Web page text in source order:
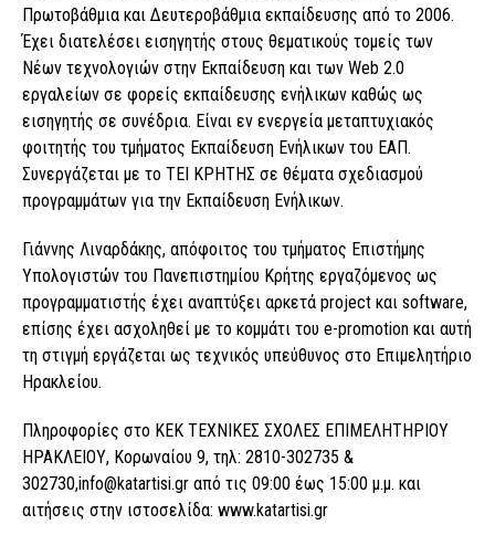
Πρωτοβάθμια και Δευτεροβάθμια εκπαίδευσης από το 2006.
Έχει διατελέσει εισηγητής στους θεματικούς τομείς των
Νέων τεχνολογιών στην Εκπαίδευση και των Web 2.0
εργαλείων σε φορείς εκπαίδευσης ενήλικων καθώς ως
εισηγητής σε συνέδρια. Είναι εν ενεργεία μεταπτυχιακός
φοιτητής του τμήματος Εκπαίδευση Ενήλικων του ΕΑΠ.
Συνεργάζεται με το ΤΕΙ ΚΡΗΤΗΣ σε θέματα σχεδιασμού
προγραμμάτων για την Εκπαίδευση Ενήλικων.
Γιάννης Λιναρδάκης, απόφοιτος του τμήματος Επιστήμης
Υπολογιστών του Πανεπιστημίου Κρήτης εργαζόμενος ως
προγραμματιστής έχει αναπτύξει αρκετά project και software,
επίσης έχει ασχοληθεί με το κομμάτι του e-promotion και αυτή
τη στιγμή εργάζεται ως τεχνικός υπεύθυνος στο Επιμελητήριο
Ηρακλείου.
Πληροφορίες στο ΚΕΚ ΤΕΧΝΙΚΕΣ ΣΧΟΛΕΣ ΕΠΙΜΕΛΗΤΗΡΙΟΥ
ΗΡΑΚΛΕΙΟΥ, Κορωναίου 9, τηλ: 2810-302735 &
302730,info@katartisi.gr από τις 09:00 έως 15:00 μ.μ. και
αιτήσεις στην ιστοσελίδα: www.katartisi.gr